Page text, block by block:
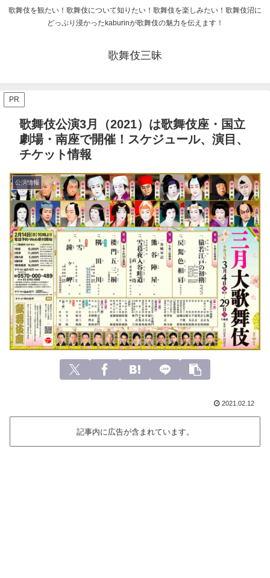
歌舞伎を観たい！歌舞伎について知りたい！歌舞伎を楽しみたい！歌舞伎沼に
どっぷり浸かったkaburinが歌舞伎の魅力を伝えます！
歌舞伎三昧
PR
歌舞伎公演3月（2021）は歌舞伎座・国立
劇場・南座で開催！スケジュール、演目、
チケット情報
公演情報
2021.02.12
記事内に広告が含まれています。